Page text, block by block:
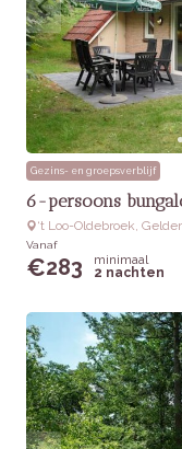
Gezins- en groepsverblijf
6-persoons
‘t Loo-Oldebroek,
Vanaf
€283
minimaal
2 nachten